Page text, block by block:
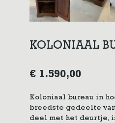
KOLONIAAL
€ 1.590,00
Koloniaal bureau in
breedste gedeelte
deel met het deurtje,